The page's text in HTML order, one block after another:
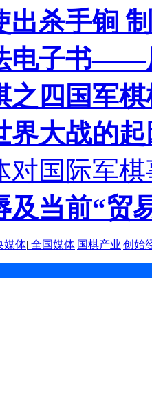
出杀手锏
电子书——
之四国军
界大战的
对国际军
及当前“贸
媒体| 全国媒体|国棋产业|创始